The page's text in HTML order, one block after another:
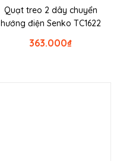
Quạt treo 2 dây chuyển
hướng điện Senko TC1622
₫
363.000